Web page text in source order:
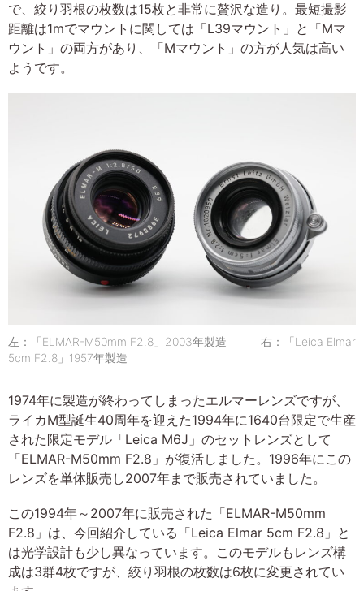
で、絞り羽根の枚数は15枚と非常に贅沢な造り。最短撮影
距離は1mでマウントに関しては「L39マウント」と「Mマ
ウント」の両方があり、「Mマウント」の方が人気は高い
ようです。
左：「ELMAR-M50mm F2.8」2003年製造 右：「Leica Elmar
5cm F2.8」1957年製造
1974年に製造が終わってしまったエルマーレンズですが、
ライカM型誕生40周年を迎えた1994年に1640台限定で生産
された限定モデル「Leica M6J」のセットレンズとして
「ELMAR-M50mm F2.8」が復活しました。1996年にこの
レンズを単体販売し2007年まで販売されていました。
この1994年～2007年に販売された「ELMAR-M50mm
F2.8」は、今回紹介している「Leica Elmar 5cm F2.8」と
は光学設計も少し異なっています。このモデルもレンズ構
成は3群4枚ですが、絞り羽根の枚数は6枚に変更されてい